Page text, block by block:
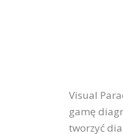
Visual
gamę
tworzyć